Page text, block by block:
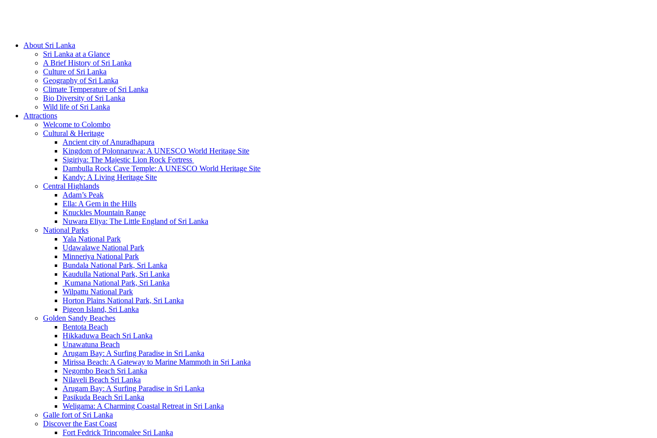
About Sri Lanka
Sri Lanka at a Glance
A Brief History of Sri Lanka
Culture of Sri Lanka
Geography of Sri Lanka
Climate Temperature of Sri Lanka
Bio Diversity of Sri Lanka
Wild life of Sri Lanka
Attractions
Welcome to Colombo
Cultural & Heritage
Ancient city of Anuradhapura
Kingdom of Polonnaruwa: A UNESCO World Heritage Site
Sigiriya: The Majestic Lion Rock Fortress
Dambulla Rock Cave Temple: A UNESCO World Heritage Site
Kandy: A Living Heritage Site
Central Highlands
Adam’s Peak
Ella: A Gem in the Hills
Knuckles Mountain Range
Nuwara Eliya: The Little England of Sri Lanka
National Parks
Yala National Park
Udawalawe National Park
Minneriya National Park
Bundala National Park, Sri Lanka
Kaudulla National Park, Sri Lanka
Kumana National Park, Sri Lanka
Wilpattu National Park
Horton Plains National Park, Sri Lanka
Pigeon Island, Sri Lanka
Golden Sandy Beaches
Bentota Beach
Hikkaduwa Beach Sri Lanka
Unawatuna Beach
Arugam Bay: A Surfing Paradise in Sri Lanka
Mirissa Beach: A Gateway to Marine Mammoth in Sri Lanka
Negombo Beach Sri Lanka
Nilaveli Beach Sri Lanka
Arugam Bay: A Surfing Paradise in Sri Lanka
Pasikuda Beach Sri Lanka
Weligama: A Charming Coastal Retreat in Sri Lanka
Galle fort of Sri Lanka
Discover the East Coast
Fort Fedrick Trincomalee Sri Lanka